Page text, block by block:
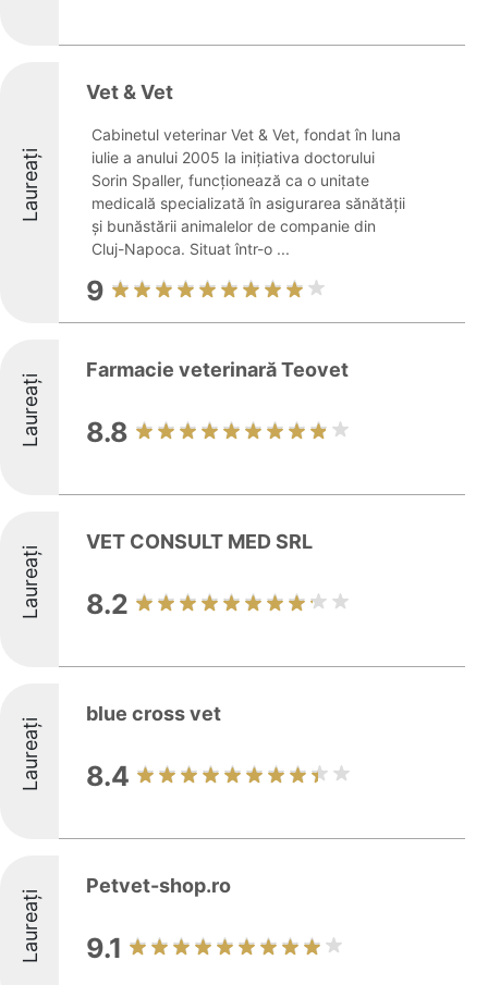
Laureați
Vet & Vet
Cabinetul veterinar Vet & Vet, fondat în luna
iulie a anului 2005 la inițiativa doctorului
Sorin Spaller, funcționează ca o unitate
medicală specializată în asigurarea sănătății
și bunăstării animalelor de companie din
Cluj-Napoca. Situat într-o ...
9
Laureați
Farmacie veterinară Teovet
8.8
Laureați
VET CONSULT MED SRL
8.2
Laureați
blue cross vet
8.4
Laureați
Petvet-shop.ro
9.1